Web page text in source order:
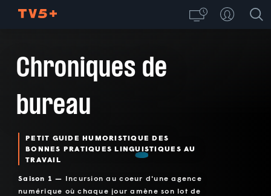
Chroniques de
bureau
PETIT GUIDE HUMORISTIQUE DES
BONNES PRATIQUES LINGUISTIQUES AU
TRAVAIL
Saison 1 — Incursion au coeur d'une agence
numérique où chaque jour amène son lot de